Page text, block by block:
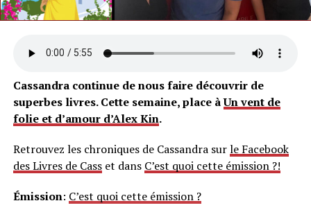
Cassandra continue de nous faire découvrir de
superbes livres. Cette semaine, place àUn vent de
folie et d’amour d’Alex Kin.
Retrouvez les chroniques de Cassandra surle Facebook
des Livres de Casset dans C’est quoi cette émission ?!
Émission: C’est quoi cette émission ?